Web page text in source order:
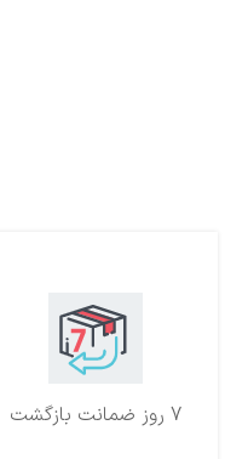
7 روز ضمانت بازگشت